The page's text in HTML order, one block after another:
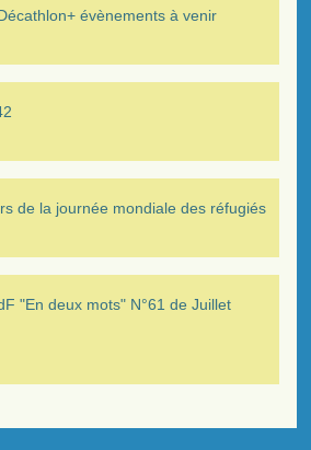
évènements à venir
de la journée mondiale des réfugiés
"En deux mots" N°61 de Juillet